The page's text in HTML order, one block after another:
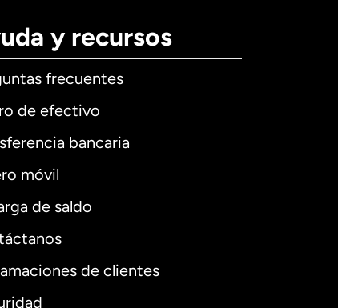
y recursos
frecuentes
de efectivo
bancaria
móvil
de saldo
de clientes